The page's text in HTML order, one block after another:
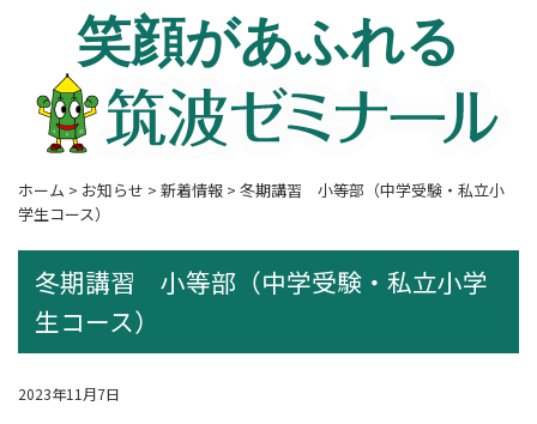
笑顔があふれる
ホーム > お知らせ > 新着情報 > 冬期講習 小等部（中学受験・私立小
学生コース）
冬期講習 小等部（中学受験・私立小学
生コース）
2023年11月7日